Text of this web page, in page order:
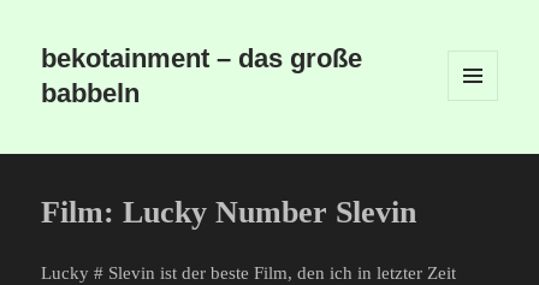
bekotainment – das große
babbeln
Film: Lucky Number Slevin
Lucky # Slevin ist der beste Film, den ich in letzter Zeit